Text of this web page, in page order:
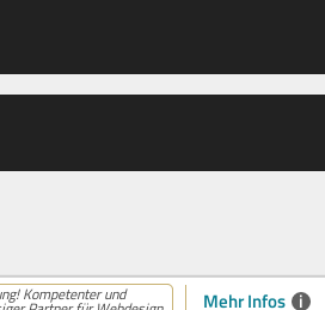
Kompetenter und Mehr Infos i